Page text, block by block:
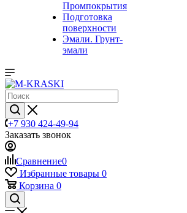
Промпокрытия
Подготовка
поверхности
Эмали. Грунт-
эмали
+7 930 424-49-94
Заказать звонок
Сравнение0
Избранные товары 0
Корзина 0